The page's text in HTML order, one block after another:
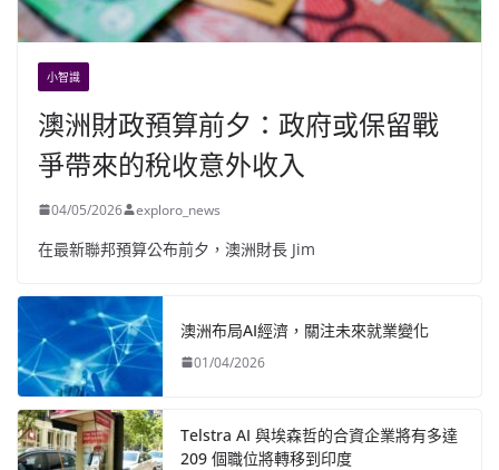
小智識
澳洲財政預算前夕：政府或保留戰
爭帶來的稅收意外收入
04/05/2026 exploro_news
在最新聯邦預算公布前夕，澳洲財長 Jim
澳洲布局AI經濟，關注未來就業變化
01/04/2026
Telstra AI 與埃森哲的合資企業將有多達
209 個職位將轉移到印度